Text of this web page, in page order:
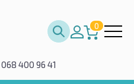
0
400 96 41